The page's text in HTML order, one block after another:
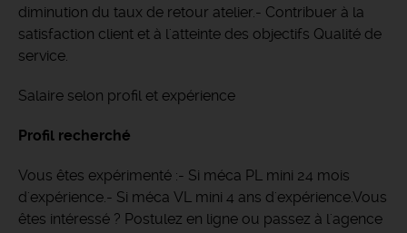
diminution du taux de retour atelier.- Contribuer à la
satisfaction client et à l'atteinte des objectifs Qualité de
service.
Salaire selon profil et expérience
Profil recherché
Vous êtes expérimenté :- Si méca PL mini 24 mois
d'expérience.- Si méca VL mini 4 ans d'expérience.Vous
êtes intéressé ? Postulez en ligne ou passez à l'agence